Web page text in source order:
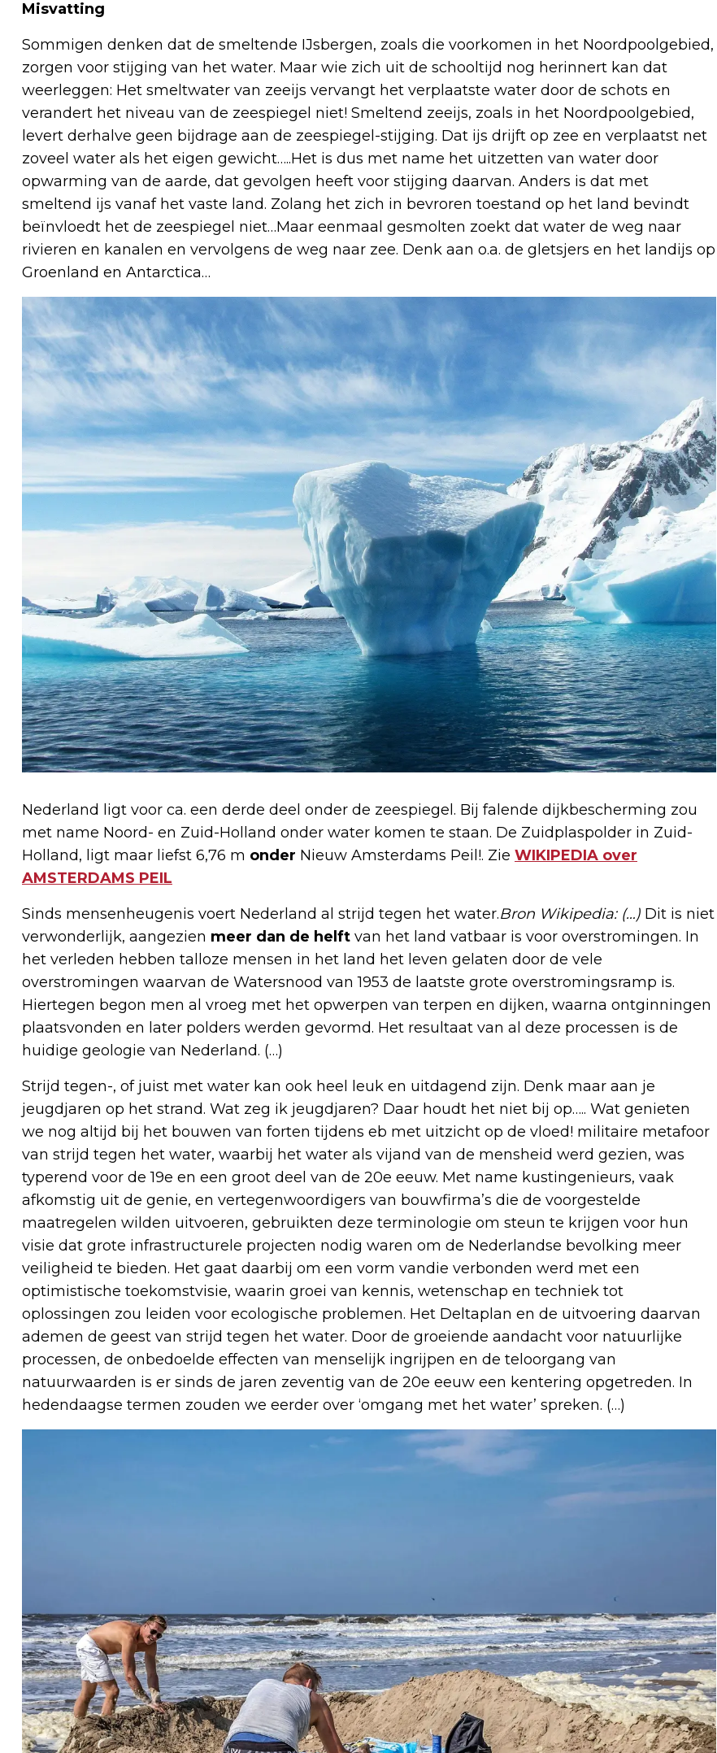
Misvatting
Sommigen denken dat de smeltende IJsbergen, zoals die voorkomen in het Noordpoolgebied,
zorgen voor stijging van het water. Maar wie zich uit de schooltijd nog herinnert kan dat
weerleggen: Het smeltwater van zeeijs vervangt het verplaatste water door de schots en
verandert het niveau van de zeespiegel niet! Smeltend zeeijs, zoals in het Noordpoolgebied,
levert derhalve geen bijdrage aan de zeespiegel-stijging. Dat ijs drijft op zee en verplaatst net
zoveel water als het eigen gewicht…..Het is dus met name het uitzetten van water door
opwarming van de aarde, dat gevolgen heeft voor stijging daarvan. Anders is dat met
smeltend ijs vanaf het vaste land. Zolang het zich in bevroren toestand op het land bevindt
beïnvloedt het de zeespiegel niet…Maar eenmaal gesmolten zoekt dat water de weg naar
rivieren en kanalen en vervolgens de weg naar zee. Denk aan o.a. de gletsjers en het landijs op
Groenland en Antarctica…
Nederland ligt voor ca. een derde deel onder de zeespiegel. Bij falende dijkbescherming zou
met name Noord- en Zuid-Holland onder water komen te staan. De Zuidplaspolder in Zuid-
Holland, ligt maar liefst 6,76 m onder Nieuw Amsterdams Peil!. Zie WIKIPEDIA over
AMSTERDAMS PEIL
Sinds mensenheugenis voert Nederland al strijd tegen het water.Bron Wikipedia: (…) Dit is niet
verwonderlijk, aangezien meer dan de helft van het land vatbaar is voor overstromingen. In
het verleden hebben talloze mensen in het land het leven gelaten door de vele
overstromingen waarvan de Watersnood van 1953 de laatste grote overstromingsramp is.
Hiertegen begon men al vroeg met het opwerpen van terpen en dijken, waarna ontginningen
plaatsvonden en later polders werden gevormd. Het resultaat van al deze processen is de
huidige geologie van Nederland. (…)
Strijd tegen-, of juist met water kan ook heel leuk en uitdagend zijn. Denk maar aan je
jeugdjaren op het strand. Wat zeg ik jeugdjaren? Daar houdt het niet bij op….. Wat genieten
we nog altijd bij het bouwen van forten tijdens eb met uitzicht op de vloed! militaire metafoor
van strijd tegen het water, waarbij het water als vijand van de mensheid werd gezien, was
typerend voor de 19e en een groot deel van de 20e eeuw. Met name kustingenieurs, vaak
afkomstig uit de genie, en vertegenwoordigers van bouwfirma’s die de voorgestelde
maatregelen wilden uitvoeren, gebruikten deze terminologie om steun te krijgen voor hun
visie dat grote infrastructurele projecten nodig waren om de Nederlandse bevolking meer
veiligheid te bieden. Het gaat daarbij om een vorm vandie verbonden werd met een
optimistische toekomstvisie, waarin groei van kennis, wetenschap en techniek tot
oplossingen zou leiden voor ecologische problemen. Het Deltaplan en de uitvoering daarvan
ademen de geest van strijd tegen het water. Door de groeiende aandacht voor natuurlijke
processen, de onbedoelde effecten van menselijk ingrijpen en de teloorgang van
natuurwaarden is er sinds de jaren zeventig van de 20e eeuw een kentering opgetreden. In
hedendaagse termen zouden we eerder over ‘omgang met het water’ spreken. (…)